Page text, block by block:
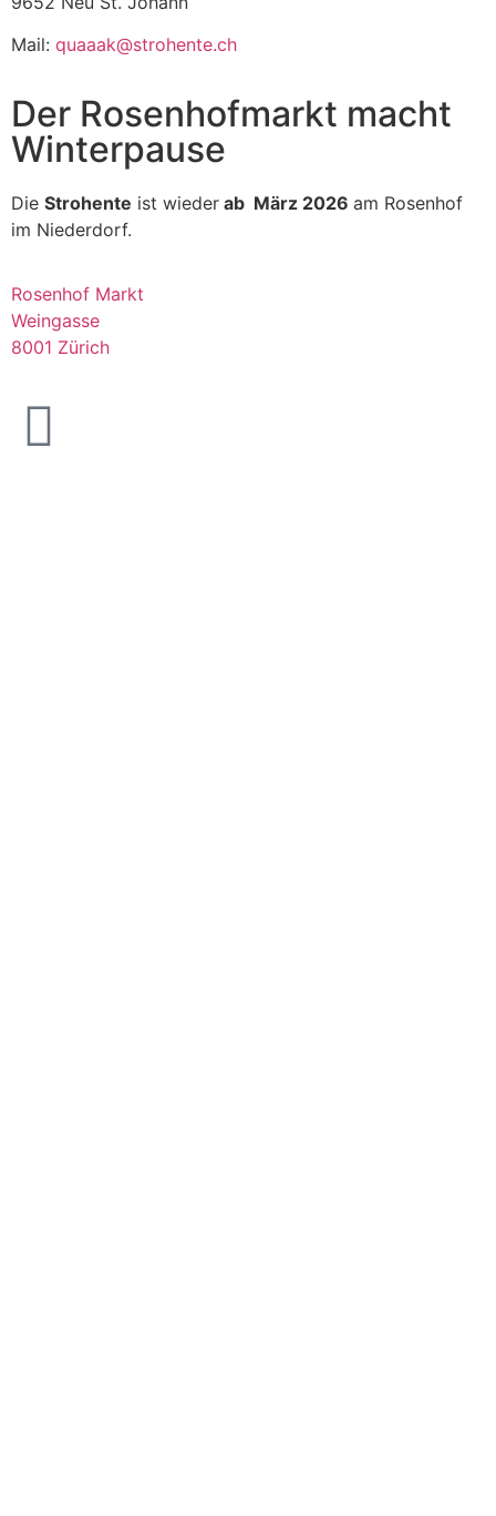
Mail: quaaak@strohente.ch
Der Rosenhofmarkt macht
Winterpause
Die Strohente ist wieder ab März 2026 am Rosenhof
im Niederdorf.
Rosenhof Markt
Weingasse
8001 Zürich